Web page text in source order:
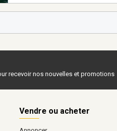
recevoir nos nouvelles et promotions
Vendre ou acheter